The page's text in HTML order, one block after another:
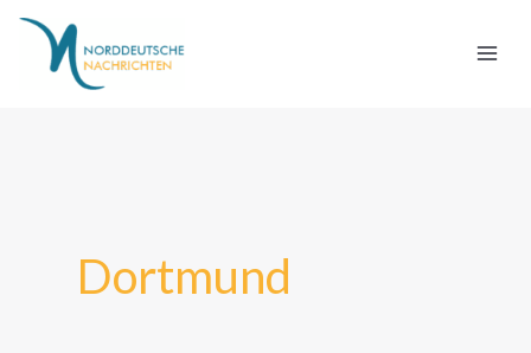
Zum
springen
Dortmund